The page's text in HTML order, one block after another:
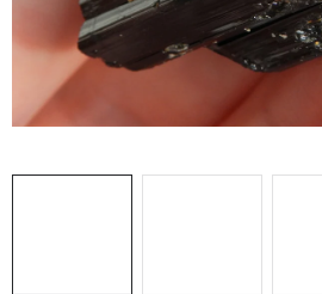
Poučení o právu na odstoupení od
Puncovní značky
Výkup minerálů
Kontakt